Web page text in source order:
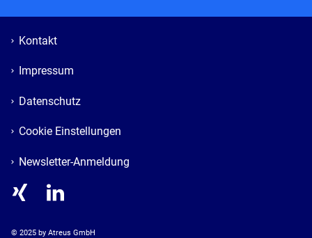
Kontakt
Impressum
Datenschutz
Cookie Einstellungen
Newsletter-Anmeldung
© 2025 by Atreus GmbH